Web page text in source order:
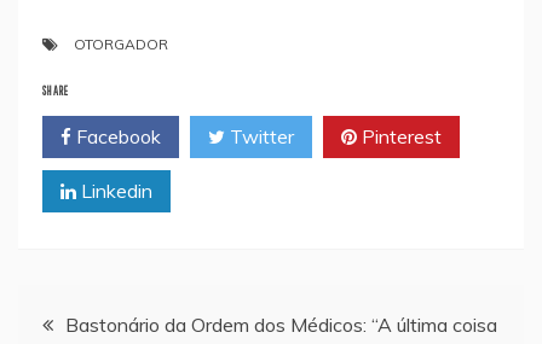
OTORGADOR
SHARE
Facebook Twitter Pinterest
Linkedin
Navegação
Bastonário da Ordem dos Médicos: “A última coisa